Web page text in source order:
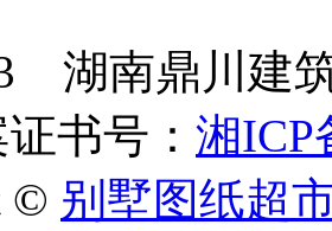
湖南鼎川建
书号： 湘ICP
© 别墅图纸超